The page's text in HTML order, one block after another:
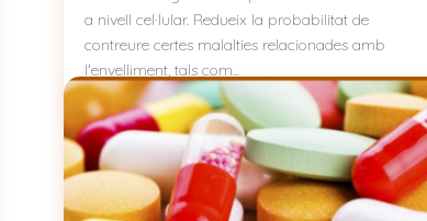
a nivell cel·lular. Redueix la probabilitat de
contreure certes malalties relacionades amb
l'envelliment, tals com...